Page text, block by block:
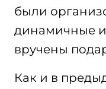
были
динамичные
вручены
Как и в